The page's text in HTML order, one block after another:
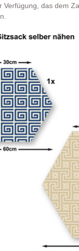
Verfügung, das dem